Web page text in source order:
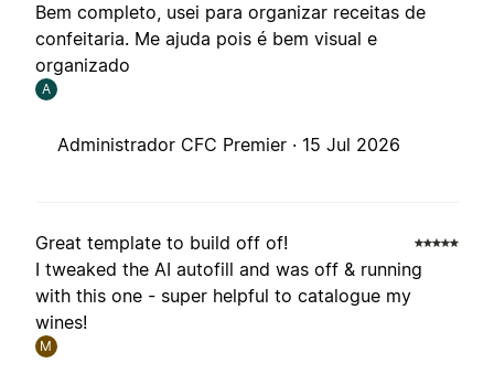
Bem completo, usei para organizar receitas de
confeitaria. Me ajuda pois é bem visual e
organizado
A
Administrador CFC Premier · 15 Jul 2026
Great template to build off of!
I tweaked the AI autofill and was off & running
with this one - super helpful to catalogue my
wines!
M